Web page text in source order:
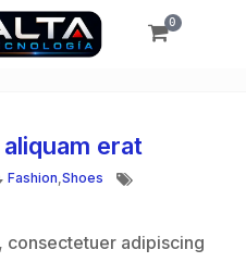
0
erat
Categorías
Fashion Shoes
consectetuer adipiscing